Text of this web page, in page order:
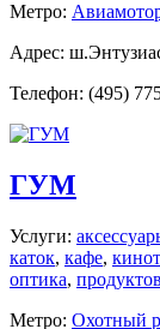
Метро:
Адрес:
Телефон: (495)
ГУМ
Услуги:
каток, кафе,
оптика,
Метро: Охотный